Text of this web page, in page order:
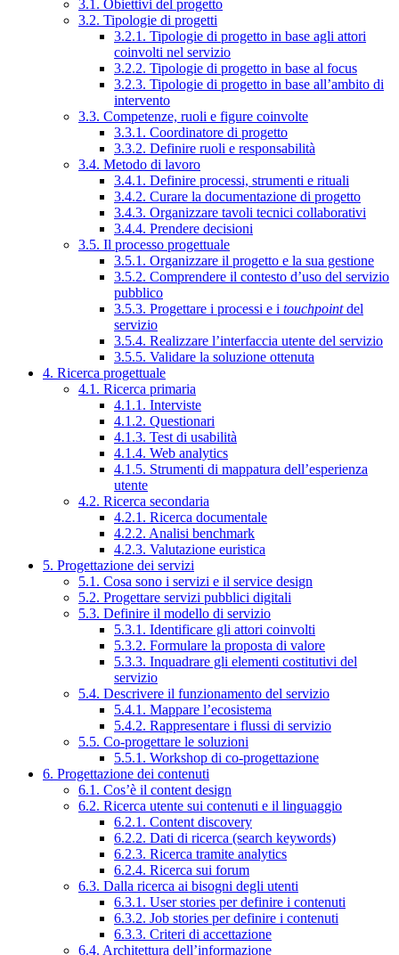
3.1. Obiettivi del progetto
3.2. Tipologie di progetti
3.2.1. Tipologie di progetto in base agli attori
coinvolti nel servizio
3.2.2. Tipologie di progetto in base al focus
3.2.3. Tipologie di progetto in base all’ambito di
intervento
3.3. Competenze, ruoli e figure coinvolte
3.3.1. Coordinatore di progetto
3.3.2. Definire ruoli e responsabilità
3.4. Metodo di lavoro
3.4.1. Definire processi, strumenti e rituali
3.4.2. Curare la documentazione di progetto
3.4.3. Organizzare tavoli tecnici collaborativi
3.4.4. Prendere decisioni
3.5. Il processo progettuale
3.5.1. Organizzare il progetto e la sua gestione
3.5.2. Comprendere il contesto d’uso del servizio
pubblico
3.5.3. Progettare i processi e i touchpointdel
servizio
3.5.4. Realizzare l’interfaccia utente del servizio
3.5.5. Validare la soluzione ottenuta
4. Ricerca progettuale
4.1. Ricerca primaria
4.1.1. Interviste
4.1.2. Questionari
4.1.3. Test di usabilità
4.1.4. Web analytics
4.1.5. Strumenti di mappatura dell’esperienza
utente
4.2. Ricerca secondaria
4.2.1. Ricerca documentale
4.2.2. Analisi benchmark
4.2.3. Valutazione euristica
5. Progettazione dei servizi
5.1. Cosa sono i servizi e il service design
5.2. Progettare servizi pubblici digitali
5.3. Definire il modello di servizio
5.3.1. Identificare gli attori coinvolti
5.3.2. Formulare la proposta di valore
5.3.3. Inquadrare gli elementi costitutivi del
servizio
5.4. Descrivere il funzionamento del servizio
5.4.1. Mappare l’ecosistema
5.4.2. Rappresentare i flussi di servizio
5.5. Co-progettare le soluzioni
5.5.1. Workshop di co-progettazione
6. Progettazione dei contenuti
6.1. Cos’è il content design
6.2. Ricerca utente sui contenuti e il linguaggio
6.2.1. Content discovery
6.2.2. Dati di ricerca (search keywords)
6.2.3. Ricerca tramite analytics
6.2.4. Ricerca sui forum
6.3. Dalla ricerca ai bisogni degli utenti
6.3.1. User stories per definire i contenuti
6.3.2. Job stories per definire i contenuti
6.3.3. Criteri di accettazione
6.4. Architettura dell’informazione